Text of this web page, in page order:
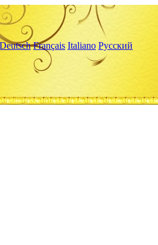
Deutsch Français Italiano Русский